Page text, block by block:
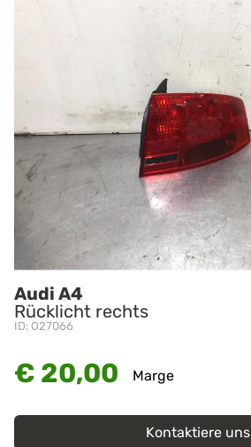
Audi A4
Rücklicht rechts
ID: O27066
€ 20,00 Marge
Kontaktiere uns